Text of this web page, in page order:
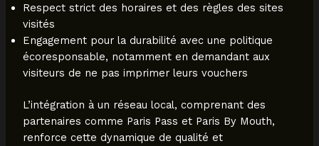
Respect strict des horaires et des règles des sites
visités
Engagement pour la durabilité avec une politique
écoresponsable, notamment en demandant aux
visiteurs de ne pas imprimer leurs vouchers
L’intégration à un réseau local, comprenant des
partenaires comme Paris Pass et Paris By Mouth,
renforce cette dynamique de qualité et